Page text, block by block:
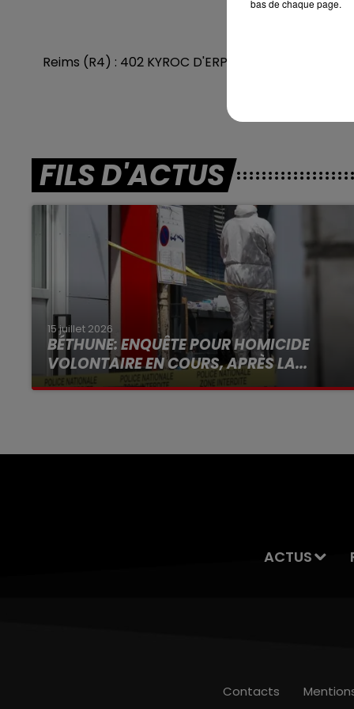
Reims (R4) : 402 KYROC D'ERPION - 406 KING DU
FILS D'ACTUS
15 juillet 2026
BÉTHUNE: ENQUÊTE POUR HOMICIDE
VOLONTAIRE EN COURS, APRÈS LA...
Selon les premiers éléments, le logement
ACTUS
Contacts
bas de chaque page.